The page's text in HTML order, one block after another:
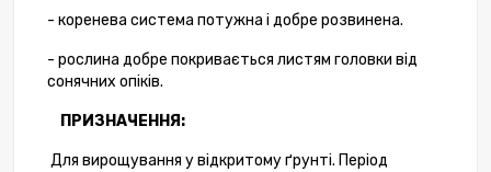
- коренева система потужна і добре розвинена.
- рослина добре покривається листям головки від
сонячних опіків.
ПРИЗНАЧЕННЯ:
Для вирощування у відкритому ґрунті. Період